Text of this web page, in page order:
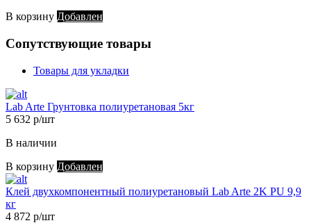
В корзину Добавлен
Сопутствующие товары
Товары для укладки
Lab Arte Грунтовка полиуретановая 5кг
5 632 р/шт
В наличии
В корзину Добавлен
Клей двухкомпонентный полиуретановый Lab Arte 2K PU 9,9
кг
4 872 р/шт